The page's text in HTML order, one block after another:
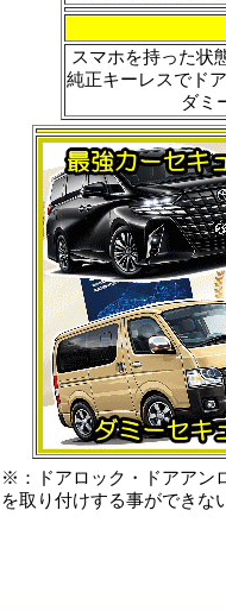
スマホを持った状
純正キーレスでド
ダミ
※：ドアロック・ドアアン
を取り付けする事ができな